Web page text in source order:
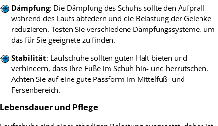
Dämpfung: Die Dämpfung des Schuhs sollte den Aufprall
während des Laufs abfedern und die Belastung der Gelenke
reduzieren. Testen Sie verschiedene Dämpfungssysteme, um
das für Sie geeignete zu finden.
Stabilität: Laufschuhe sollten guten Halt bieten und
verhindern, dass Ihre Füße im Schuh hin- und herrutschen.
Achten Sie auf eine gute Passform im Mittelfuß- und
Fersenbereich.
Lebensdauer und Pflege